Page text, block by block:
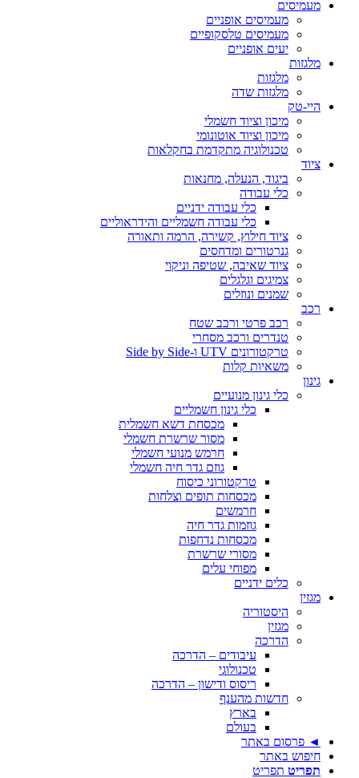
מעמיסים
מעמיסים אופניים
מעמיסים טלסקופיים
יעים אופניים
מלגזות
מלגזות
מלגזות שדה
היי-טק
מיכון וציוד חשמלי
מיכון וציוד אוטונומי
טכנולוגיה מתקדמת בחקלאות
ציוד
ביגוד, הנעלה, מחנאות
כלי עבודה
כלי עבודה ידניים
כלי עבודה חשמליים והידראוליים
ציוד חילוץ, קשירה, הרמה ותאורה
גנרטורים ומדחסים
ציוד שאיבה, שטיפה וניקוי
צמיגים וגלגלים
שמנים ונוזלים
רכב
רכב פרטי ורכב שטח
טנדרים ורכב מסחרי
טרקטורונים UTV ו-Side by Side
משאיות קלות
גינון
כלי גינון מנועיים
כלי גינון חשמליים
מכסחת דשא חשמלית
מסור שרשרת חשמלי
חרמש מנועי חשמלי
גוזם גדר חיה חשמלי
טרקטורוני כיסוח
מכסחות תופים וצלחות
חרמשים
גוזמות גדר חיה
מכסחות נדחפות
מסורי שרשרת
מפוחי עלים
כלים ידניים
מגזין
היסטוריה
מגזין
הדרכה
עיבודים – הדרכה
טכנולוגי
ריסוס ודישון – הדרכה
חדשות מהענף
בארץ
בעולם
◄ פרסום באתר
חיפוש באתר
תפריט תפריט